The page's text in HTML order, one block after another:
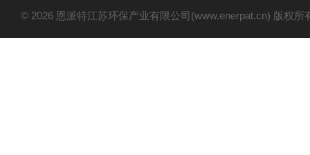
© 2026 恩派特江苏环保产业有限公司(www.enerpat.cn) 版权